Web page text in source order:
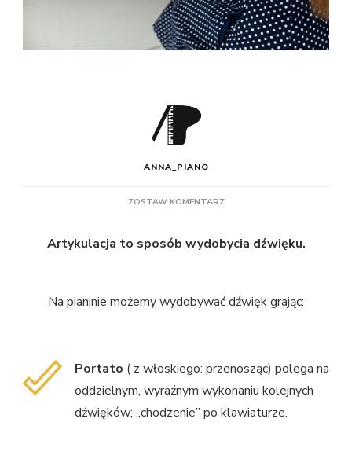
ANNA_PIANO
ZOSTAW KOMENTARZDO
Artykulacja to sposób wydobycia dźwięku.
Na pianinie możemy wydobywać dźwięk grając:
Portato ( z włoskiego: przenosząc) polega na
oddzielnym, wyraźnym wykonaniu kolejnych
dźwięków; „chodzenie” po klawiaturze.